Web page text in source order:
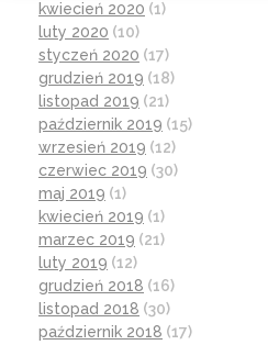
kwiecień 2020 (1)
luty 2020 (10)
styczeń 2020 (17)
grudzień 2019 (18)
listopad 2019 (21)
październik 2019 (15)
wrzesień 2019 (12)
czerwiec 2019 (30)
maj 2019 (1)
kwiecień 2019 (1)
marzec 2019 (21)
luty 2019 (12)
grudzień 2018 (16)
listopad 2018 (30)
październik 2018 (17)